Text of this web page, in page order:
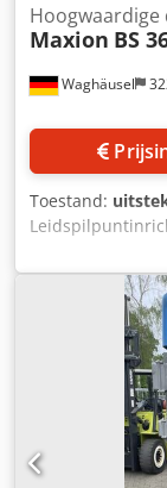
Waghäusel
Maxion BS
Toestand:
werk
cyclus Digitale
35 mm Spindel
mm Uitlading:
Totale hoogte:
beschikbaar